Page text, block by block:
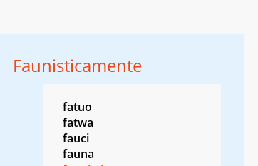
Faunisticamente
fatuo
fatwa
fauci
fauna